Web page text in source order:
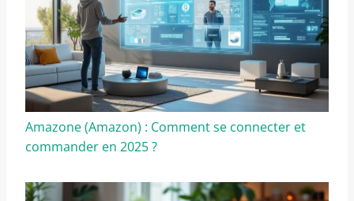
Amazone (Amazon) : Comment se connecter et
commander en 2025 ?